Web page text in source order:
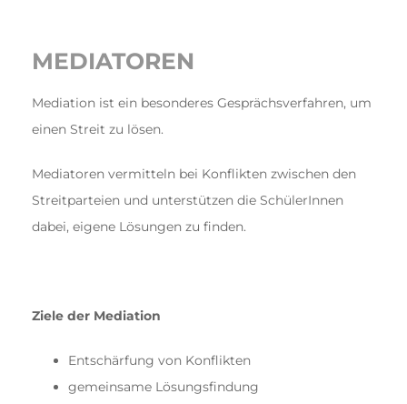
MEDIATOREN
Mediation ist ein besonderes Gesprächsverfahren, um
einen Streit zu lösen.
Mediatoren vermitteln bei Konflikten zwischen den
Streitparteien und unterstützen die SchülerInnen
dabei, eigene Lösungen zu finden.
Ziele der Mediation
Entschärfung von Konflikten
gemeinsame Lösungsfindung